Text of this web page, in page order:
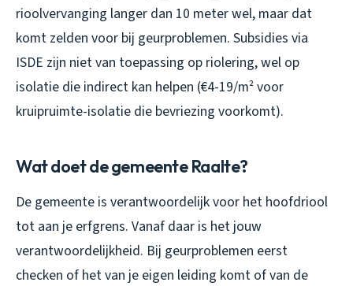
rioolvervanging langer dan 10 meter wel, maar dat
komt zelden voor bij geurproblemen. Subsidies via
ISDE zijn niet van toepassing op riolering, wel op
isolatie die indirect kan helpen (€4-19/m² voor
kruipruimte-isolatie die bevriezing voorkomt).
Wat doet de gemeente Raalte?
De gemeente is verantwoordelijk voor het hoofdriool
tot aan je erfgrens. Vanaf daar is het jouw
verantwoordelijkheid. Bij geurproblemen eerst
checken of het van je eigen leiding komt of van de